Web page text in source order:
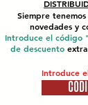
Siempre
novedades y
Introduce el código
de descuento
Introduce